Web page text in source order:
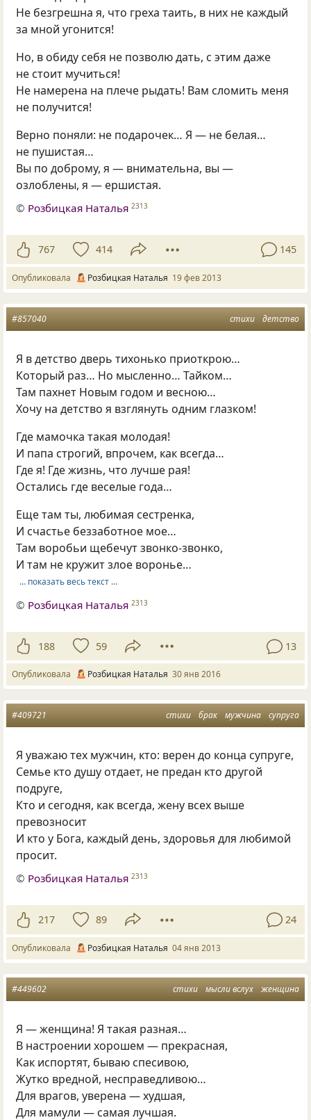
Не безгрешна я, что греха таить, в них не каждый
за мной угонится!
Но, в обиду себя не позволю дать, с этим даже
не стоит мучиться!
Не намерена на плече рыдать! Вам сломить меня
не получится!
Верно поняли: не подарочек… Я — не белая…
не пушистая…
Вы по доброму, я — внимательна, вы —
озлоблены, я — ершистая.
© Розбицкая Наталья 2313
767 414 145
Опубликовала Розбицкая Наталья 19 фев 2013
стихи детство
#857040
Я в детство дверь тихонько приоткрою…
Который раз… Но мысленно… Тайком…
Там пахнет Новым годом и весною…
Хочу на детство я взглянуть одним глазком!
Где мамочка такая молодая!
И папа строгий, впрочем, как всегда…
Где я! Где жизнь, что лучше рая!
Остались где веселые года…
Еще там ты, любимая сестренка,
И счастье беззаботное мое…
Там воробьи щебечут звонко-звонко,
И там не кружит злое воронье…
… показать весь текст …
© Розбицкая Наталья 2313
188 59 13
Опубликовала Розбицкая Наталья 30 янв 2016
стихи брак мужчина супруга
#409721
Я уважаю тех мужчин, кто: верен до конца супруге,
Семье кто душу отдает, не предан кто другой
подруге,
Кто и сегодня, как всегда, жену всех выше
превозносит
И кто у Бога, каждый день, здоровья для любимой
просит.
© Розбицкая Наталья 2313
217 89 24
Опубликовала Розбицкая Наталья 04 янв 2013
стихи мысли вслух женщина
#449602
Я — женщина! Я такая разная…
В настроении хорошем — прекрасная,
Как испортят, бываю спесивою,
Жутко вредной, несправедливою…
Для врагов, уверена — худшая,
Для мамули — самая лучшая.